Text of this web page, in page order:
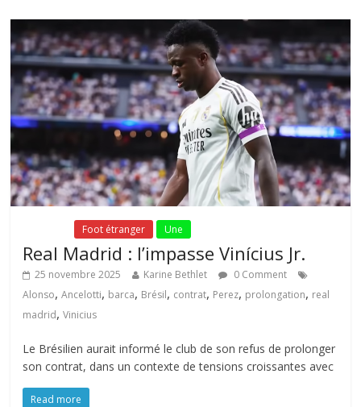
Foot étranger Une
Real Madrid : l’impasse Vinícius Jr.
25 novembre 2025 Karine Bethlet
0 Comment
Alonso,Ancelotti, barca, Brésil, contrat, Perez, prolongation, real
madrid,Vinicius
Le Brésilien aurait informé le club de son refus de prolonger
son contrat, dans un contexte de tensions croissantes avec
Read more